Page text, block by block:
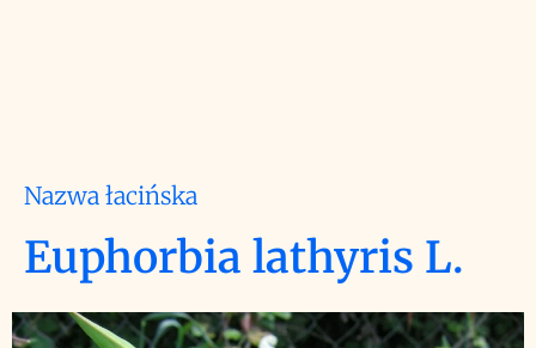
Nazwa łacińska
Euphorbia lathyris L.